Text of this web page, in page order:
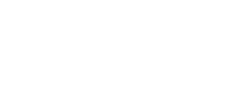
!